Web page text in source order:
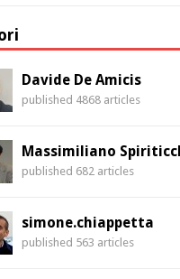
Davide De Amicis
published 4868 articles
Massimiliano
published 682 articles
simone.chiappetta
published 563 articles